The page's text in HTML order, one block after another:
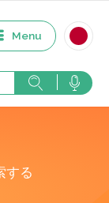
Menu
する